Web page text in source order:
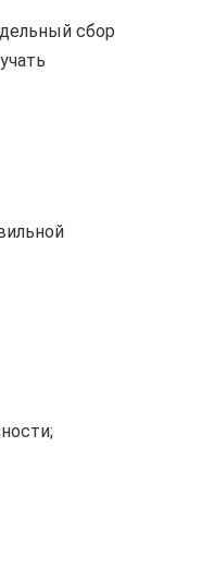
сбор